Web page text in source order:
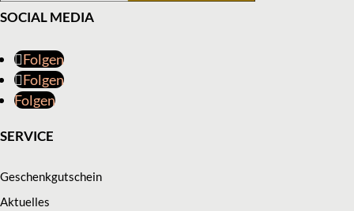
SOCIAL MEDIA
Folgen
Folgen
Folgen
SERVICE
Geschenkgutschein
Aktuelles